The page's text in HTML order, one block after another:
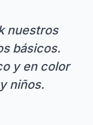
nuestros
básicos.
y en color
niños.